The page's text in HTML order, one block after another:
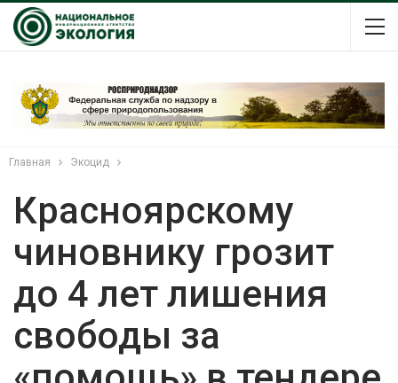
Главная Экоцид
Красноярскому
чиновнику грозит
до 4 лет лишения
свободы за